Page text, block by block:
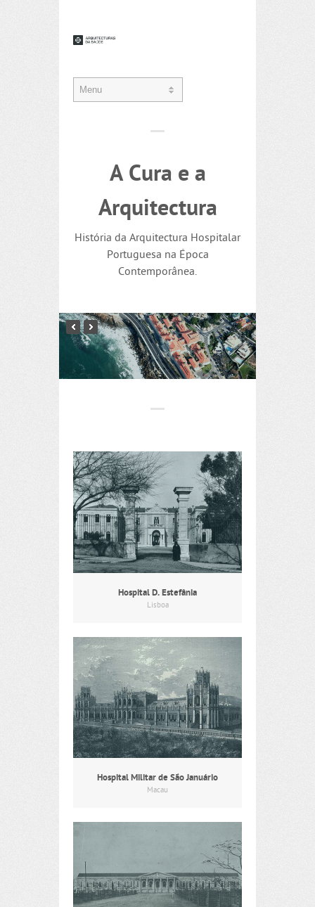
A Cura e a
Arquitectura
História da Arquitectura Hospitalar
Portuguesa na Época
Contemporânea.
Hospital D. Estefânia
Lisboa
Hospital Militar de São Januário
Macau